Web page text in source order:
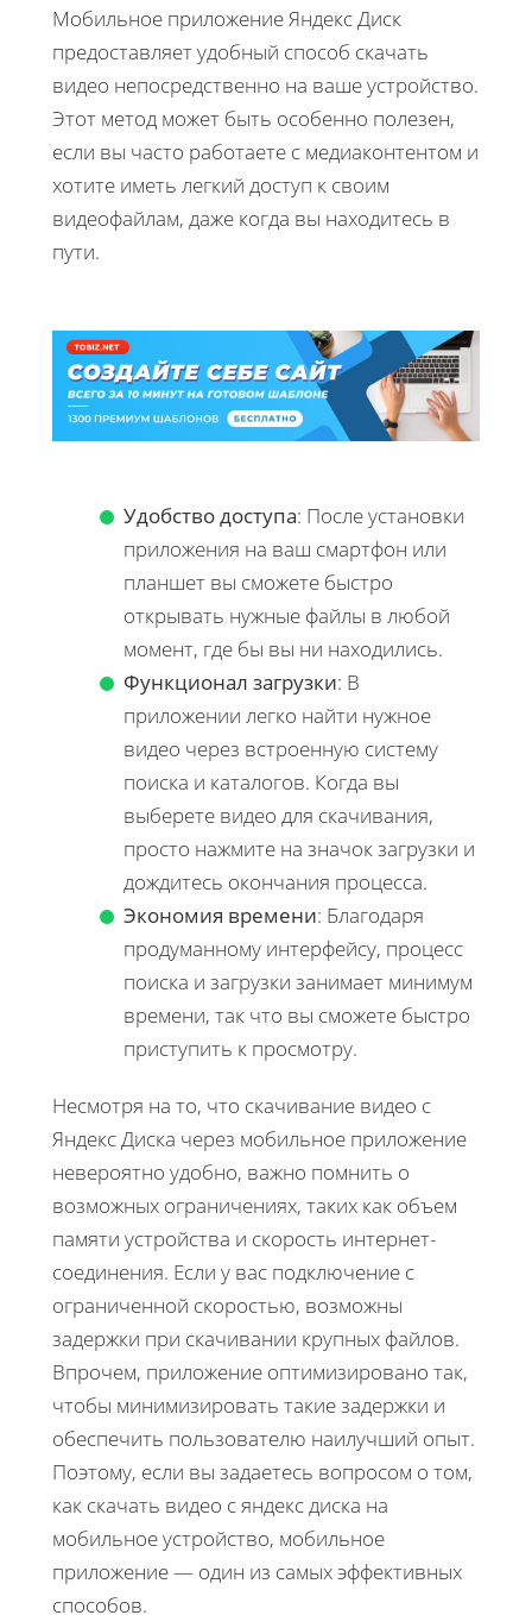
Мобильное приложение Яндекс Диск
предоставляет удобный способ скачать
видео непосредственно на ваше устройство.
Этот метод может быть особенно полезен,
если вы часто работаете с медиаконтентом и
хотите иметь легкий доступ к своим
видеофайлам, даже когда вы находитесь в
пути.
Удобство доступа: После установки
приложения на ваш смартфон или
планшет вы сможете быстро
открывать нужные файлы в любой
момент, где бы вы ни находились.
Функционал загрузки: В
приложении легко найти нужное
видео через встроенную систему
поиска и каталогов. Когда вы
выберете видео для скачивания,
просто нажмите на значок загрузки и
дождитесь окончания процесса.
Экономия времени: Благодаря
продуманному интерфейсу, процесс
поиска и загрузки занимает минимум
времени, так что вы сможете быстро
приступить к просмотру.
Несмотря на то, что скачивание видео с
Яндекс Диска через мобильное приложение
невероятно удобно, важно помнить о
возможных ограничениях, таких как объем
памяти устройства и скорость интернет-
соединения. Если у вас подключение с
ограниченной скоростью, возможны
задержки при скачивании крупных файлов.
Впрочем, приложение оптимизировано так,
чтобы минимизировать такие задержки и
обеспечить пользователю наилучший опыт.
Поэтому, если вы задаетесь вопросом о том,
как скачать видео с яндекс диска на
мобильное устройство, мобильное
приложение — один из самых эффективных
способов.